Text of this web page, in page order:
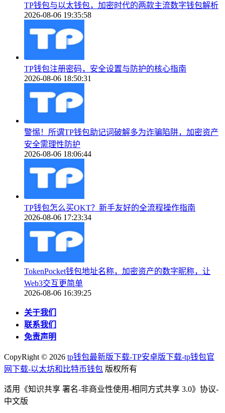
TP钱包与以太钱包，加密时代的两款主流数字钱包解析
2026-08-06 19:35:58
TP钱包注册密码，安全设置与防护的核心指南
2026-08-06 18:50:31
警惕！所谓TP钱包助记词破解多为诈骗陷阱，加密资产
安全需理性防护
2026-08-06 18:06:44
TP钱包怎么买OKT？新手友好的全流程操作指南
2026-08-06 17:23:34
TokenPocket钱包地址名称，加密资产的数字昵称，让
Web3交互更简单
2026-08-06 16:39:25
关于我们
联系我们
免责声明
CopyRight © 2026 tp钱包最新版下载-TP安卓版下载-tp钱包官
网下载-以太坊和比特币钱包 版权所有
适用《知识共享 署名-非商业性使用-相同方式共享 3.0》协议-
中文版